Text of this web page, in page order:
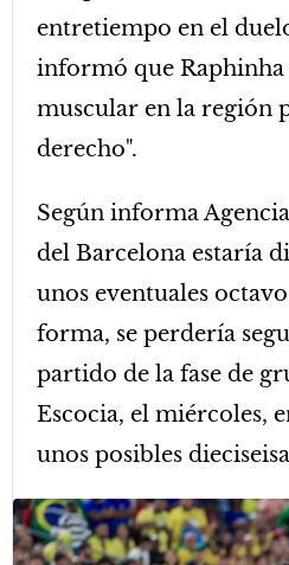
entretiempo en el
informó que Raphinha
muscular en la región
derecho".
Según informa
del Barcelona estaría
unos eventuales
forma, se perdería
partido de la fase de
Escocia, el miércoles,
unos posibles